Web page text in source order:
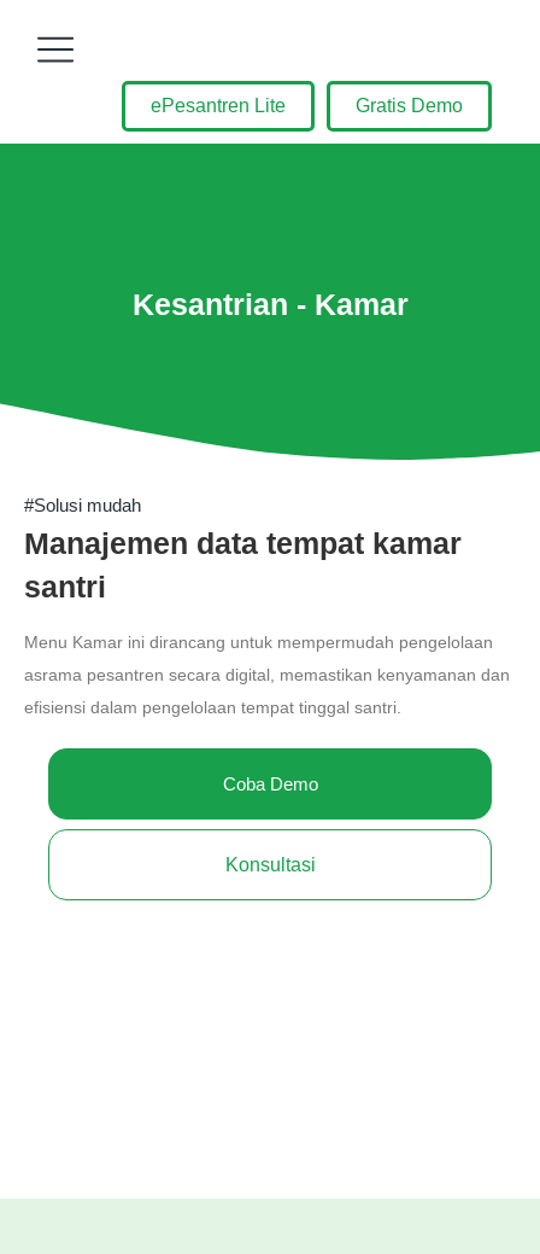
ePesantren Lite Gratis Demo
Kesantrian - Kamar
#Solusi mudah
Manajemen data tempat kamar
santri
Menu Kamar ini dirancang untuk mempermudah pengelolaan
asrama pesantren secara digital, memastikan kenyamanan dan
efisiensi dalam pengelolaan tempat tinggal santri.
Coba Demo
Konsultasi